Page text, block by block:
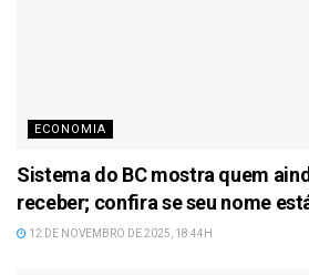
ECONOMIA
Sistema do BC mostra quem
receber; confira se seu nome
12 DE NOVEMBRO DE 2025, 18:44H